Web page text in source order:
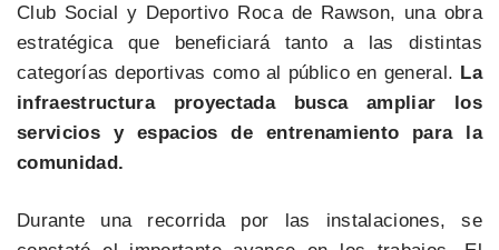
Club Social y Deportivo Roca de Rawson, una obra
estratégica que beneficiará tanto a las distintas
categorías deportivas como al público en general. La
infraestructura proyectada busca ampliar los
servicios y espacios de entrenamiento para la
comunidad.
Durante una recorrida por las instalaciones, se